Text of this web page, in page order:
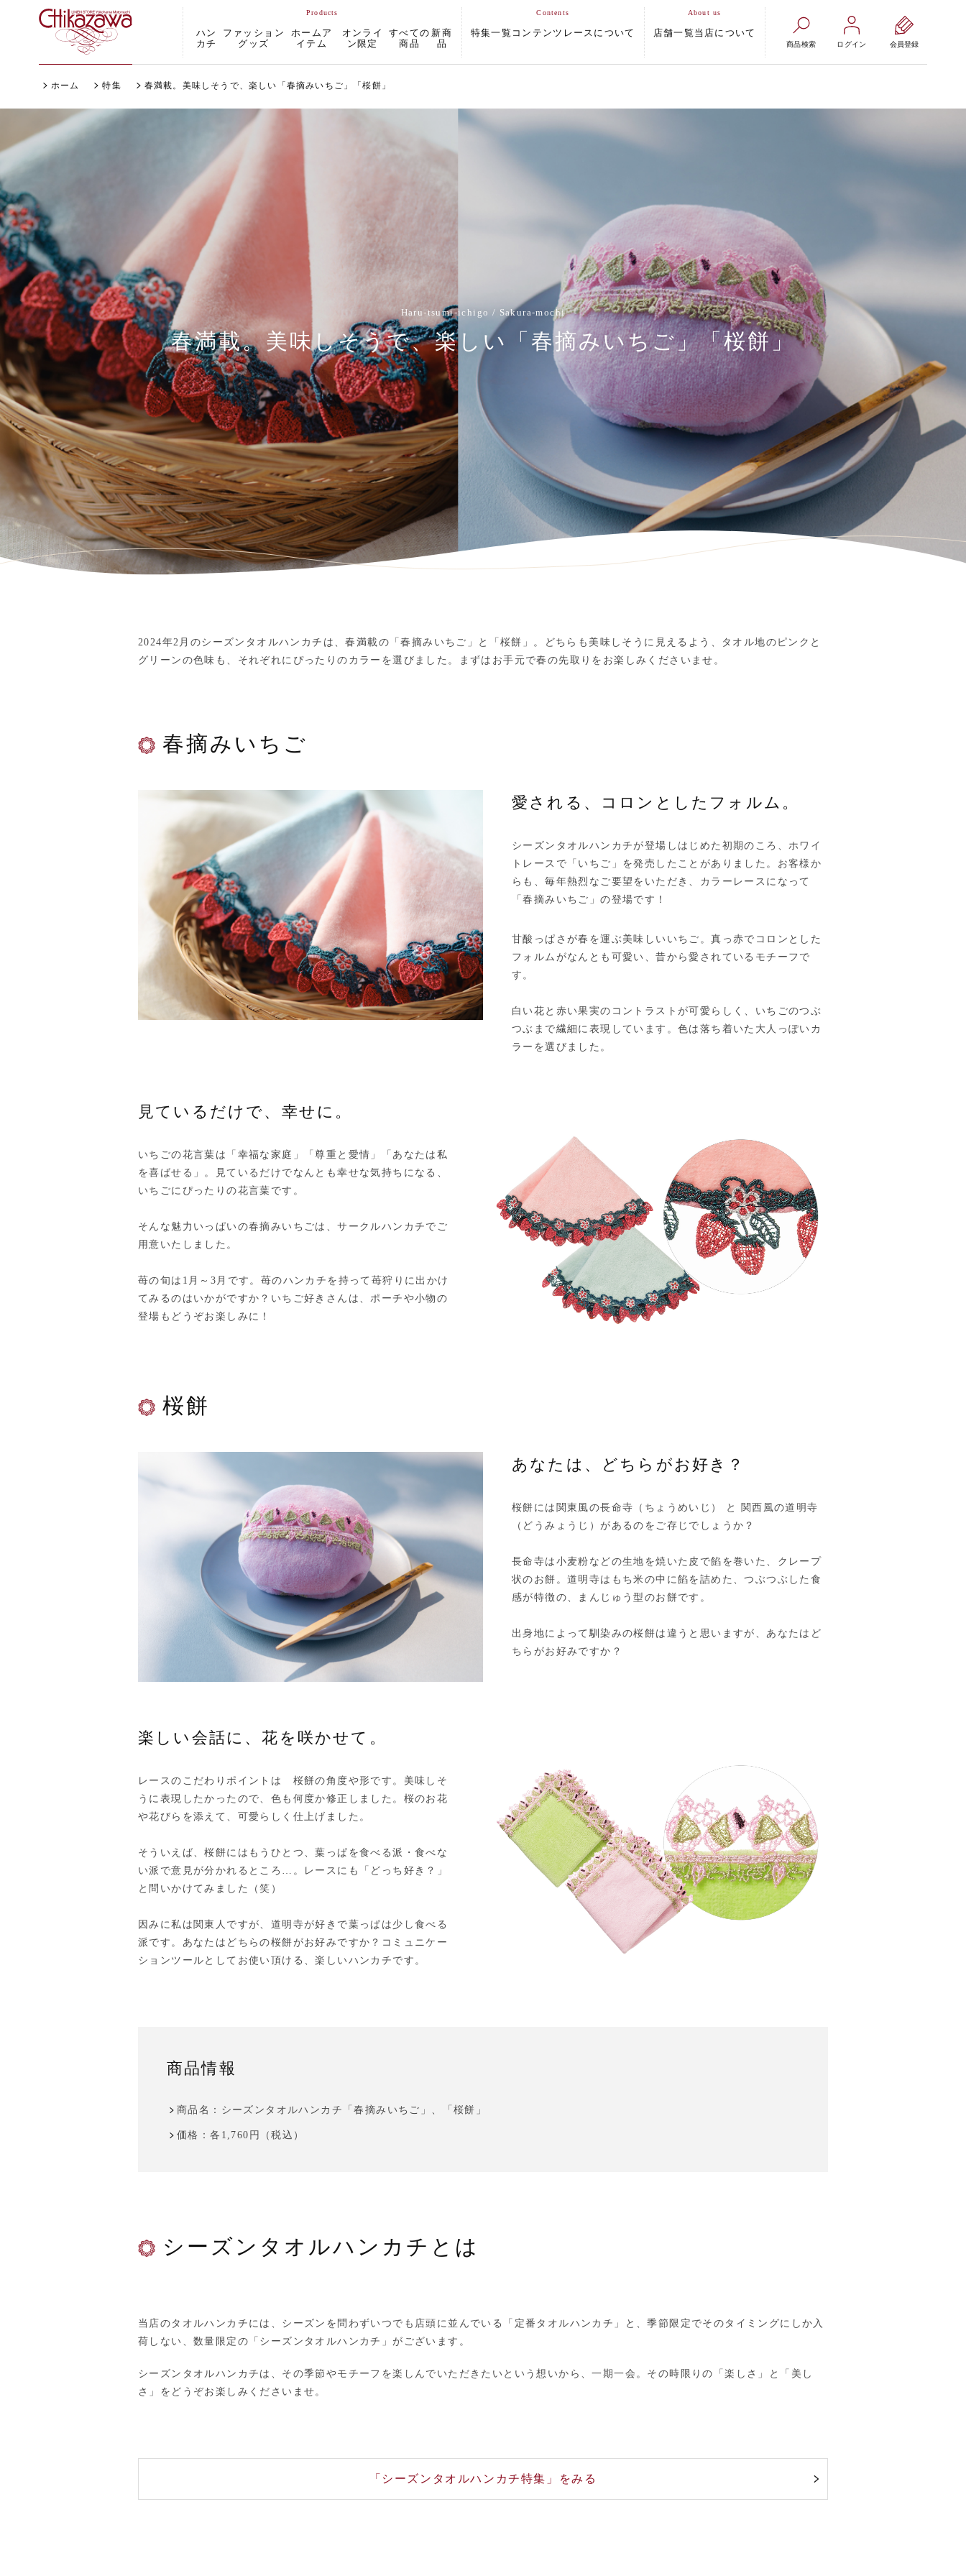
ハン
カチ
ファッション
グッズ
ホームア
イテム
オンライ
ン限定
すべての
商品
新商
品
特集一覧 コンテンツ レースについて 店舗一覧 当店について
商品検索 ログイン 会員登録
ホーム 特集 春満載。美味しそうで、楽しい「春摘みいちご」「桜餅」
Haru-tsumi-ichigo / Sakura-mochi
春満載。美味しそうで、楽しい「春摘みいちご」「桜餅」
2024年2月のシーズンタオルハンカチは、春満載の「春摘みいちご」と「桜餅」。どちらも美味しそうに見えるよう、タオル地のピンクと
グリーンの色味も、それぞれにぴったりのカラーを選びました。まずはお手元で春の先取りをお楽しみくださいませ。
春摘みいちご
愛される、コロンとしたフォルム。
シーズンタオルハンカチが登場しはじめた初期のころ、ホワイ
トレースで「いちご」を発売したことがありました。お客様か
らも、毎年熱烈なご要望をいただき、カラーレースになって
「春摘みいちご」の登場です！
甘酸っぱさが春を運ぶ美味しいいちご。真っ赤でコロンとした
フォルムがなんとも可愛い、昔から愛されているモチーフで
す。
白い花と赤い果実のコントラストが可愛らしく、いちごのつぶ
つぶまで繊細に表現しています。色は落ち着いた大人っぽいカ
ラーを選びました。
見ているだけで、幸せに。
いちごの花言葉は「幸福な家庭」「尊重と愛情」「あなたは私
を喜ばせる」。見ているだけでなんとも幸せな気持ちになる、
いちごにぴったりの花言葉です。
そんな魅力いっぱいの春摘みいちごは、サークルハンカチでご
用意いたしました。
苺の旬は1月～3月です。苺のハンカチを持って苺狩りに出かけ
てみるのはいかがですか？いちご好きさんは、ポーチや小物の
登場もどうぞお楽しみに！
桜餅
あなたは、どちらがお好き？
桜餅には関東風の長命寺（ちょうめいじ） と 関西風の道明寺
（どうみょうじ）があるのをご存じでしょうか？
長命寺は小麦粉などの生地を焼いた皮で餡を巻いた、クレープ
状のお餅。道明寺はもち米の中に餡を詰めた、つぶつぶした食
感が特徴の、まんじゅう型のお餅です。
出身地によって馴染みの桜餅は違うと思いますが、あなたはど
ちらがお好みですか？
楽しい会話に、花を咲かせて。
レースのこだわりポイントは 桜餅の角度や形です。美味しそ
うに表現したかったので、色も何度か修正しました。桜のお花
や花びらを添えて、可愛らしく仕上げました。
そういえば、桜餅にはもうひとつ、葉っぱを食べる派・食べな
い派で意見が分かれるところ…。レースにも「どっち好き？」
と問いかけてみました（笑）
因みに私は関東人ですが、道明寺が好きで葉っぱは少し食べる
派です。あなたはどちらの桜餅がお好みですか？コミュニケー
ションツールとしてお使い頂ける、楽しいハンカチです。
商品情報
商品名：シーズンタオルハンカチ「春摘みいちご」、「桜餅」
価格：各1,760円（税込）
シーズンタオルハンカチとは
当店のタオルハンカチには、シーズンを問わずいつでも店頭に並んでいる「定番タオルハンカチ」と、季節限定でそのタイミングにしか入
荷しない、数量限定の「シーズンタオルハンカチ」がございます。
シーズンタオルハンカチは、その季節やモチーフを楽しんでいただきたいという想いから、一期一会。その時限りの「楽しさ」と「美し
さ」をどうぞお楽しみくださいませ。
「シーズンタオルハンカチ特集」をみる